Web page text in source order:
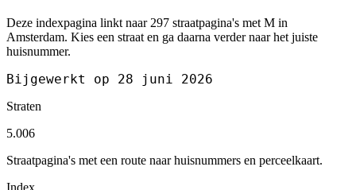
Deze indexpagina linkt naar 297 straatpagina's met M in
Amsterdam. Kies een straat en ga daarna verder naar het juiste
huisnummer.
Bijgewerkt op 28 juni 2026
Straten
5.006
Straatpagina's met een route naar huisnummers en perceelkaart.
Index